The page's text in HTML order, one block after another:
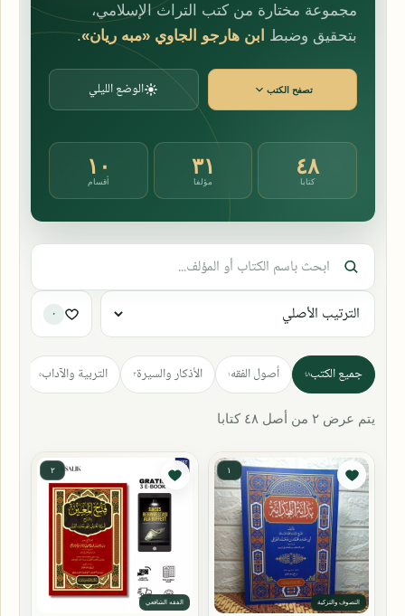
مجموعة مختارة من كتب التراث الإسلامي،
بتحقيق وضبط
ابن هارجو الجاوي «مبه ريان».
تصفح الكتب الوضع الليلي
٤٨
كتابا
٣١
مؤلفا
١٠
أقسام
٠
جميع الكتب٤٨ أصول الفقه١ الأذكار والسيرة٣ التربية والآداب٥
يتم عرض ٢ من أصل ٤٨ كتابا
١
التصوف والتزكية
٢
الفقه الشافعي